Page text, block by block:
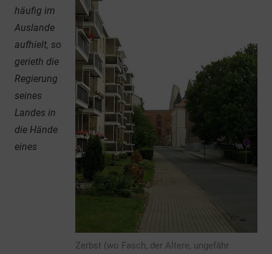
Zerbst (wo Fasch, der Altere, ungefähr
häufig im
Auslande
aufhielt, so
gerieth die
Regierung
seines
Landes in
die Hände
eines